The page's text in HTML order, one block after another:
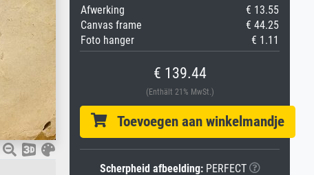
Afwerking
€ 13.55
Canvas frame
€ 44.25
Foto hanger
€ 1.11
€ 139.44
(Enthält 21% MwSt.)
Toevoegen aan winkelmandje
Scherpheid afbeelding:PERFECT